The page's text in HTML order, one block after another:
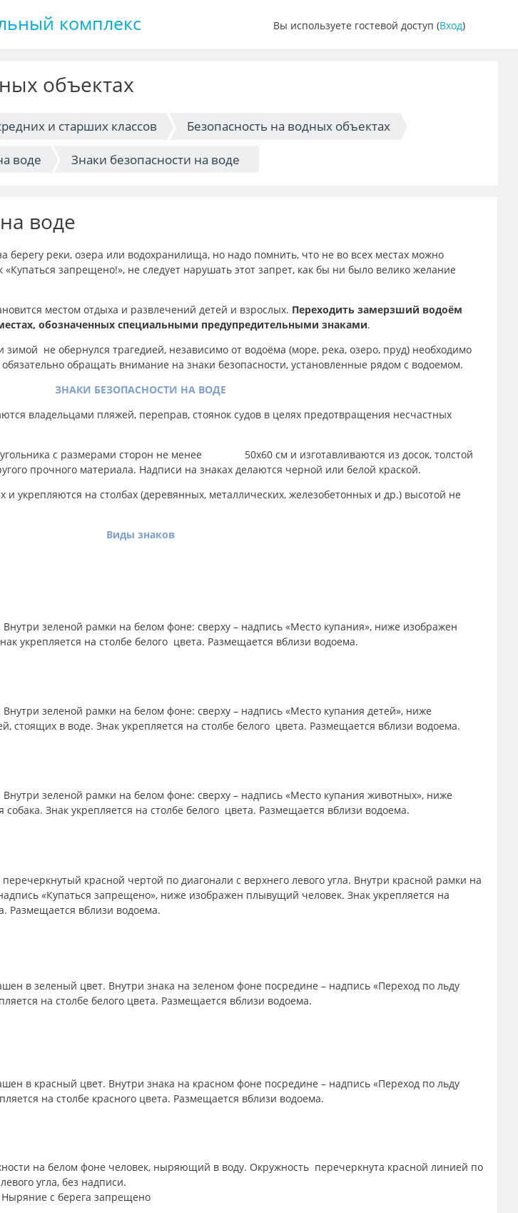
комплекс Вы используете гостевой доступ (Вход)
объектах
и старших классов Безопасность на водных объектах
воде Знаки безопасности на воде
воде
берегу реки, озера или водохранилища, но надо помнить, что не во всех местах можно
«Купаться запрещено!», не следует нарушать этот запрет, как бы ни было велико желание
местом отдыха и развлечений детей и взрослых. Переходить замерзший водоём
обозначенных специальными предупредительными знаками.
не обернулся трагедией, независимо от водоёма (море, река, озеро, пруд) необходимо
обращать внимание на знаки безопасности, установленные рядом с водоемом.
ЗНАКИ БЕЗОПАСНОСТИ НА ВОДЕ
владельцами пляжей, переправ, стоянок судов в целях предотвращения несчастных
с размерами сторон не менее 50х60 см и изготавливаются из досок, толстой
прочного материала. Надписи на знаках делаются черной или белой краской.
и укрепляются на столбах (деревянных, металлических, железобетонных и др.) высотой не
Виды знаков
зеленой рамки на белом фоне: сверху – надпись «Место купания», ниже изображен
укрепляется на столбе белого цвета. Размещается вблизи водоема.
зеленой рамки на белом фоне: сверху – надпись «Место купания детей», ниже
стоящих в воде. Знак укрепляется на столбе белого цвета. Размещается вблизи водоема.
зеленой рамки на белом фоне: сверху – надпись «Место купания животных», ниже
Знак укрепляется на столбе белого цвета. Размещается вблизи водоема.
красной чертой по диагонали с верхнего левого угла. Внутри красной рамки на
«Купаться запрещено», ниже изображен плывущий человек. Знак укрепляется на
Размещается вблизи водоема.
в зеленый цвет. Внутри знака на зеленом фоне посредине – надпись «Переход по льду
на столбе белого цвета. Размещается вблизи водоема.
в красный цвет. Внутри знака на красном фоне посредине – надпись «Переход по льду
на столбе красного цвета. Размещается вблизи водоема.
на белом фоне человек, ныряющий в воду. Окружность перечеркнута красной линией по
угла, без надписи.
с берега запрещено